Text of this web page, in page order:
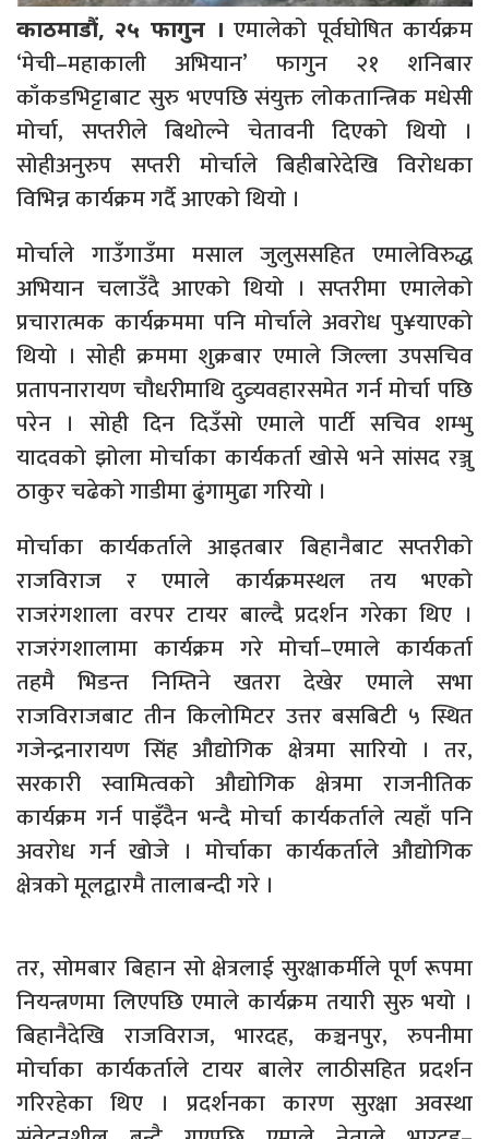
काठमाडौं, २५ फागुन । एमालेको पूर्वघोषित कार्यक्रम
‘मेची–महाकाली अभियान’ फागुन २१ शनिबार
काँकडभिट्टाबाट सुरु भएपछि संयुक्त लोकतान्त्रिक मधेसी
मोर्चा, सप्तरीले बिथोल्ने चेतावनी दिएको थियो ।
सोहीअनुरुप सप्तरी मोर्चाले बिहीबारेदेखि विरोधका
विभिन्न कार्यक्रम गर्दै आएको थियो ।
मोर्चाले गाउँगाउँमा मसाल जुलुससहित एमालेविरुद्ध
अभियान चलाउँदै आएको थियो । सप्तरीमा एमालेको
प्रचारात्मक कार्यक्रममा पनि मोर्चाले अवरोध पु¥याएको
थियो । सोही क्रममा शुक्रबार एमाले जिल्ला उपसचिव
प्रतापनारायण चौधरीमाथि दुव्र्यवहारसमेत गर्न मोर्चा पछि
परेन । सोही दिन दिउँसो एमाले पार्टी सचिव शम्भु
यादवको झोला मोर्चाका कार्यकर्ता खोसे भने सांसद रञ्जु
ठाकुर चढेको गाडीमा ढुंगामुढा गरियो ।
मोर्चाका कार्यकर्ताले आइतबार बिहानैबाट सप्तरीको
राजविराज र एमाले कार्यक्रमस्थल तय भएको
राजरंगशाला वरपर टायर बाल्दै प्रदर्शन गरेका थिए ।
राजरंगशालामा कार्यक्रम गरे मोर्चा–एमाले कार्यकर्ता
तहमै भिडन्त निम्तिने खतरा देखेर एमाले सभा
राजविराजबाट तीन किलोमिटर उत्तर बसबिटी ५ स्थित
गजेन्द्रनारायण सिंह औद्योगिक क्षेत्रमा सारियो । तर,
सरकारी स्वामित्वको औद्योगिक क्षेत्रमा राजनीतिक
कार्यक्रम गर्न पाइँदैन भन्दै मोर्चा कार्यकर्ताले त्यहाँ पनि
अवरोध गर्न खोजे । मोर्चाका कार्यकर्ताले औद्योगिक
क्षेत्रको मूलद्वारमै तालाबन्दी गरे ।
तर, सोमबार बिहान सो क्षेत्रलाई सुरक्षाकर्मीले पूर्ण रूपमा
नियन्त्रणमा लिएपछि एमाले कार्यक्रम तयारी सुरु भयो ।
बिहानैदेखि राजविराज, भारदह, कञ्चनपुर, रुपनीमा
मोर्चाका कार्यकर्ताले टायर बालेर लाठीसहित प्रदर्शन
गरिरहेका थिए । प्रदर्शनका कारण सुरक्षा अवस्था